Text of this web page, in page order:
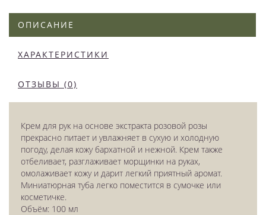
ОПИСАНИЕ
ХАРАКТЕРИСТИКИ
ОТЗЫВЫ (0)
Крем для рук на основе экстракта розовой розы
прекрасно питает и увлажняет в сухую и холодную
погоду, делая кожу бархатной и нежной. Крем также
отбеливает, разглаживает морщинки на руках,
омолаживает кожу и дарит легкий приятный аромат.
Миниатюрная туба легко поместится в сумочке или
косметичке.
Объём: 100 мл